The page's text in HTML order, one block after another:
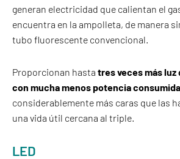
generan electricidad que calientan el
encuentra en la ampolleta, de manera
tubo fluorescente convencional.
Proporcionan hasta tres veces más luz
con mucha menos potencia
considerablemente más caras que las
una vida útil cercana al triple.
LED